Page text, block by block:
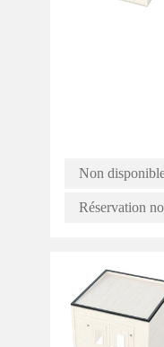
Non
Réservation